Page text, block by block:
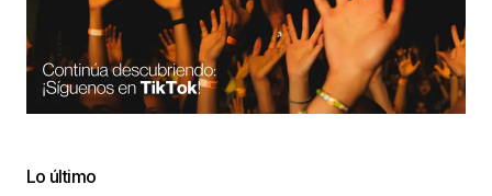
Lo último